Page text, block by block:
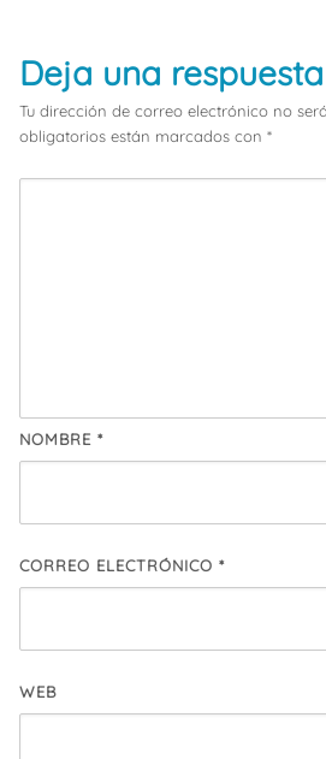
Deja una respuesta
Tu dirección de correo electrónico no
obligatorios están marcados con *
NOMBRE *
CORREO ELECTRÓNICO *
WEB